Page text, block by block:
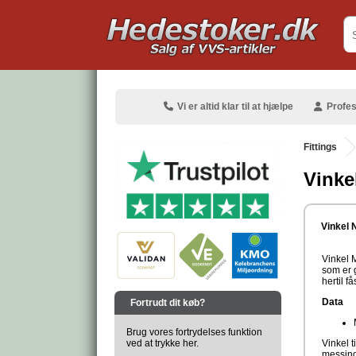
Vi er altid klar til at hjælpe
Fortrudt dit køb?
Brug vores fortrydelses funktion
ved at trykke her.
Fittings
Vinkel
Vinkel
som er
hertil
Data
Vinkel